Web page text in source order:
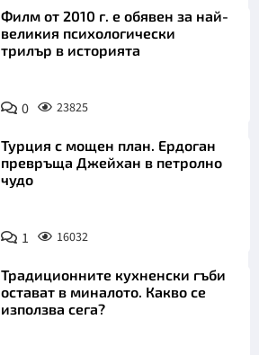
Филм от 2010 г. е обявен за най-
великия психологически
трилър в историята
0 23825
Турция с мощен план. Ердоган
превръща Джейхан в петролно
чудо
1 16032
Традиционните кухненски гъби
остават в миналото. Какво се
използва сега?